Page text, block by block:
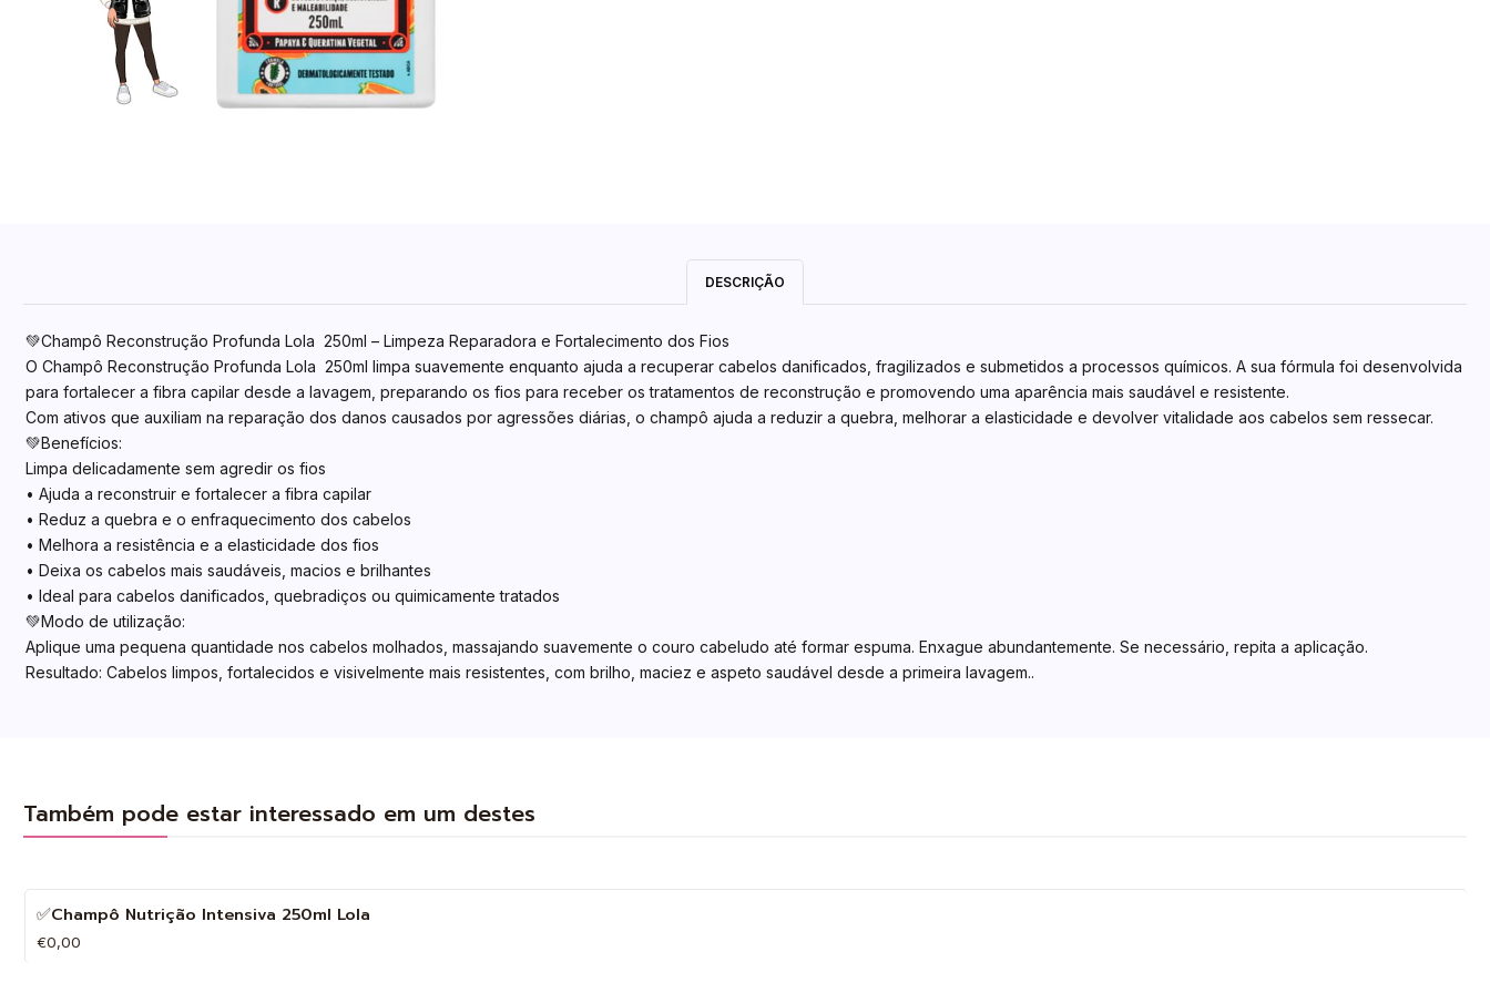
DESCRIÇÃO
💚Champô Reconstrução Profunda Lola 250ml – Limpeza Reparadora e Fortalecimento dos Fios
O Champô Reconstrução Profunda Lola 250ml limpa suavemente enquanto ajuda a recuperar cabelos danificados, fragilizados e submetidos a processos químicos. A sua fórmula foi desenvolvida
para fortalecer a fibra capilar desde a lavagem, preparando os fios para receber os tratamentos de reconstrução e promovendo uma aparência mais saudável e resistente.
Com ativos que auxiliam na reparação dos danos causados por agressões diárias, o champô ajuda a reduzir a quebra, melhorar a elasticidade e devolver vitalidade aos cabelos sem ressecar.
💚Benefícios:
Limpa delicadamente sem agredir os fios
• Ajuda a reconstruir e fortalecer a fibra capilar
• Reduz a quebra e o enfraquecimento dos cabelos
• Melhora a resistência e a elasticidade dos fios
• Deixa os cabelos mais saudáveis, macios e brilhantes
• Ideal para cabelos danificados, quebradiços ou quimicamente tratados
💚Modo de utilização:
Aplique uma pequena quantidade nos cabelos molhados, massajando suavemente o couro cabeludo até formar espuma. Enxague abundantemente. Se necessário, repita a aplicação.
Resultado: Cabelos limpos, fortalecidos e visivelmente mais resistentes, com brilho, maciez e aspeto saudável desde a primeira lavagem..
Também pode estar interessado em um destes
✅Champô Nutrição Intensiva 250ml Lola
€0,00